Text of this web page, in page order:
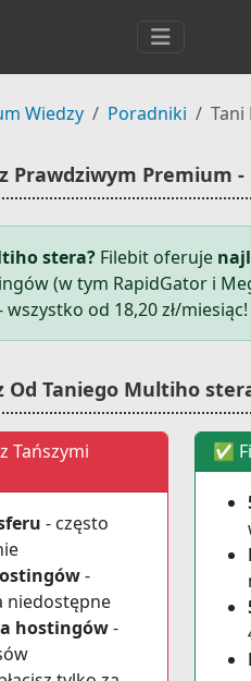
Wiedzy Poradniki
Premium -
stera? Filebit oferuje
(w tym RapidGator i
od 18,20 zł/miesiąc!
Od Taniego Multiho
Tańszymi
- często
-
niedostępne
hostingów-
✅